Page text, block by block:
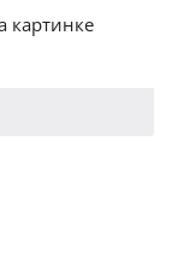
картинке